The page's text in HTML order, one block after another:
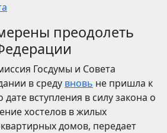
преодолеть
Госдумы и Совета
в среду вновь не пришла к
вступления в силу закона о
хостелов в жилых
домов, передает